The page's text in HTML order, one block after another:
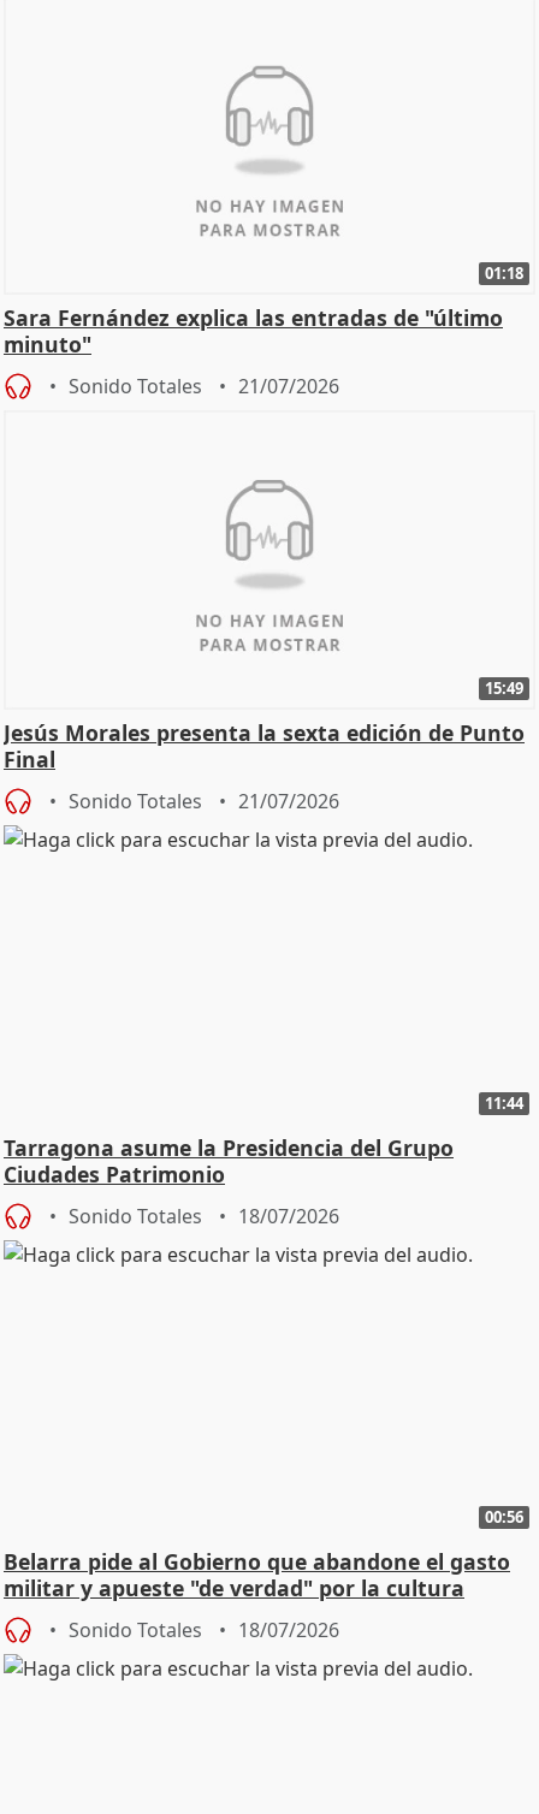
01:18
Sara Fernández explica las entradas de "último
minuto"
Sonido Totales 21/07/2026
15:49
Jesús Morales presenta la sexta edición de Punto
Final
Sonido Totales 21/07/2026
11:44
Tarragona asume la Presidencia del Grupo
Ciudades Patrimonio
Sonido Totales 18/07/2026
00:56
Belarra pide al Gobierno que abandone el gasto
militar y apueste "de verdad" por la cultura
Sonido Totales 18/07/2026